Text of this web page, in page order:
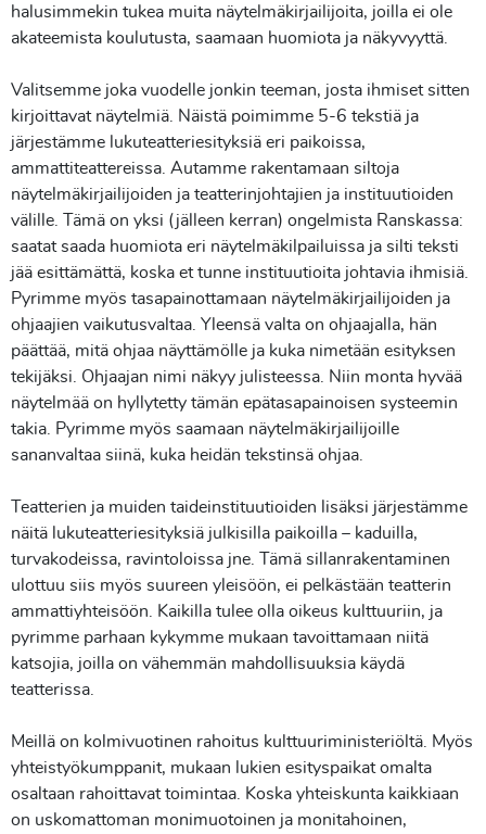
halusimmekin tukea muita näytelmäkirjailijoita, joilla ei ole
akateemista koulutusta, saamaan huomiota ja näkyvyyttä.
Valitsemme joka vuodelle jonkin teeman, josta ihmiset sitten
kirjoittavat näytelmiä. Näistä poimimme 5-6 tekstiä ja
järjestämme lukuteatteriesityksiä eri paikoissa,
ammattiteattereissa. Autamme rakentamaan siltoja
näytelmäkirjailijoiden ja teatterinjohtajien ja instituutioiden
välille. Tämä on yksi (jälleen kerran) ongelmista Ranskassa:
saatat saada huomiota eri näytelmäkilpailuissa ja silti teksti
jää esittämättä, koska et tunne instituutioita johtavia ihmisiä.
Pyrimme myös tasapainottamaan näytelmäkirjailijoiden ja
ohjaajien vaikutusvaltaa. Yleensä valta on ohjaajalla, hän
päättää, mitä ohjaa näyttämölle ja kuka nimetään esityksen
tekijäksi. Ohjaajan nimi näkyy julisteessa. Niin monta hyvää
näytelmää on hyllytetty tämän epätasapainoisen systeemin
takia. Pyrimme myös saamaan näytelmäkirjailijoille
sananvaltaa siinä, kuka heidän tekstinsä ohjaa.
Teatterien ja muiden taideinstituutioiden lisäksi järjestämme
näitä lukuteatteriesityksiä julkisilla paikoilla – kaduilla,
turvakodeissa, ravintoloissa jne. Tämä sillanrakentaminen
ulottuu siis myös suureen yleisöön, ei pelkästään teatterin
ammattiyhteisöön. Kaikilla tulee olla oikeus kulttuuriin, ja
pyrimme parhaan kykymme mukaan tavoittamaan niitä
katsojia, joilla on vähemmän mahdollisuuksia käydä
teatterissa.
Meillä on kolmivuotinen rahoitus kulttuuriministeriöltä. Myös
yhteistyökumppanit, mukaan lukien esityspaikat omalta
osaltaan rahoittavat toimintaa. Koska yhteiskunta kaikkiaan
on uskomattoman monimuotoinen ja monitahoinen,